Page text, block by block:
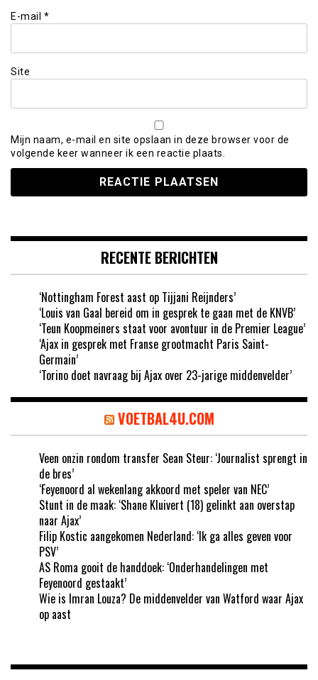
E-mail *
Site
Mijn naam, e-mail en site opslaan in deze browser voor de
volgende keer wanneer ik een reactie plaats.
RECENTE BERICHTEN
‘Nottingham Forest aast op Tijjani Reijnders’
‘Louis van Gaal bereid om in gesprek te gaan met de KNVB’
‘Teun Koopmeiners staat voor avontuur in de Premier League’
‘Ajax in gesprek met Franse grootmacht Paris Saint-
Germain’
‘Torino doet navraag bij Ajax over 23-jarige middenvelder’
VOETBAL4U.COM
Veen onzin rondom transfer Sean Steur: ‘Journalist sprengt in
de bres’
‘Feyenoord al wekenlang akkoord met speler van NEC’
Stunt in de maak: ‘Shane Kluivert (18) gelinkt aan overstap
naar Ajax’
Filip Kostic aangekomen Nederland: ‘Ik ga alles geven voor
PSV’
AS Roma gooit de handdoek: ‘Onderhandelingen met
Feyenoord gestaakt’
Wie is Imran Louza? De middenvelder van Watford waar Ajax
op aast